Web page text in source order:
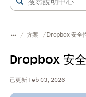
方案 Dropbox 安全
Dropbox 安
已更新 Feb 03, 2026